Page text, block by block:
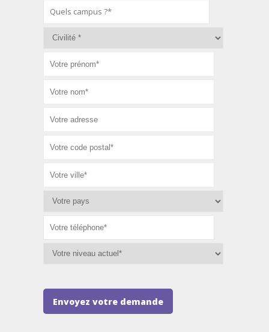
Envoyez votre demande